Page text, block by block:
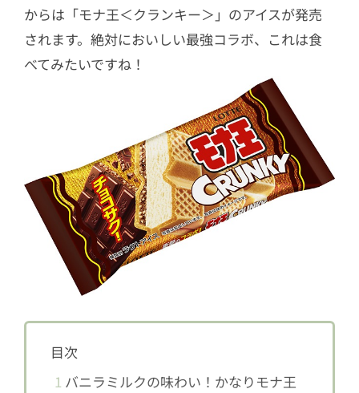
からは「モナ王＜クランキー＞」のアイスが発売
されます。絶対においしい最強コラボ、これは食
べてみたいですね！
目次
1 バニラミルクの味わい！かなりモナ王